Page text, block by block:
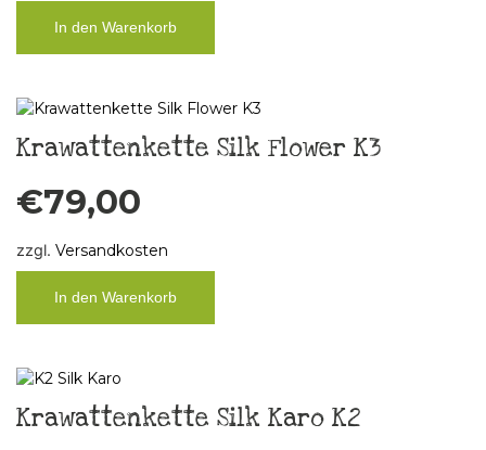
In den Warenkorb
Krawattenkette Silk Flower K3
€79,00
zzgl. Versandkosten
In den Warenkorb
Krawattenkette Silk Karo K2